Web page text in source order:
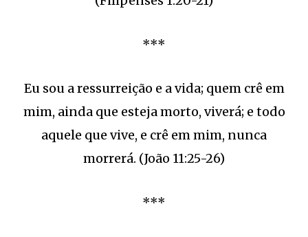
***
Eu sou a ressurreição e a vida; quem crê em
mim, ainda que esteja morto, viverá; e todo
aquele que vive, e crê em mim, nunca
morrerá. (João 11:25-26)
***